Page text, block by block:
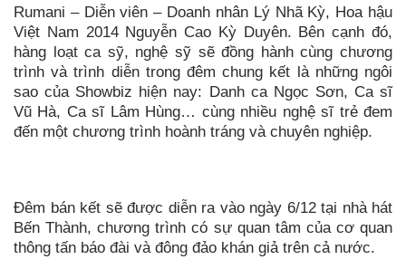
Rumani – Diễn viên – Doanh nhân Lý Nhã Kỳ, Hoa hậu
Việt Nam 2014 Nguyễn Cao Kỳ Duyên. Bên cạnh đó,
hàng loạt ca sỹ, nghệ sỹ sẽ đồng hành cùng chương
trình và trình diễn trong đêm chung kết là những ngôi
sao của Showbiz hiện nay: Danh ca Ngọc Sơn, Ca sĩ
Vũ Hà, Ca sĩ Lâm Hùng… cùng nhiều nghệ sĩ trẻ đem
đến một chương trình hoành tráng và chuyên nghiệp.
Đêm bán kết sẽ được diễn ra vào ngày 6/12 tại nhà hát
Bến Thành, chương trình có sự quan tâm của cơ quan
thông tấn báo đài và đông đảo khán giả trên cả nước.